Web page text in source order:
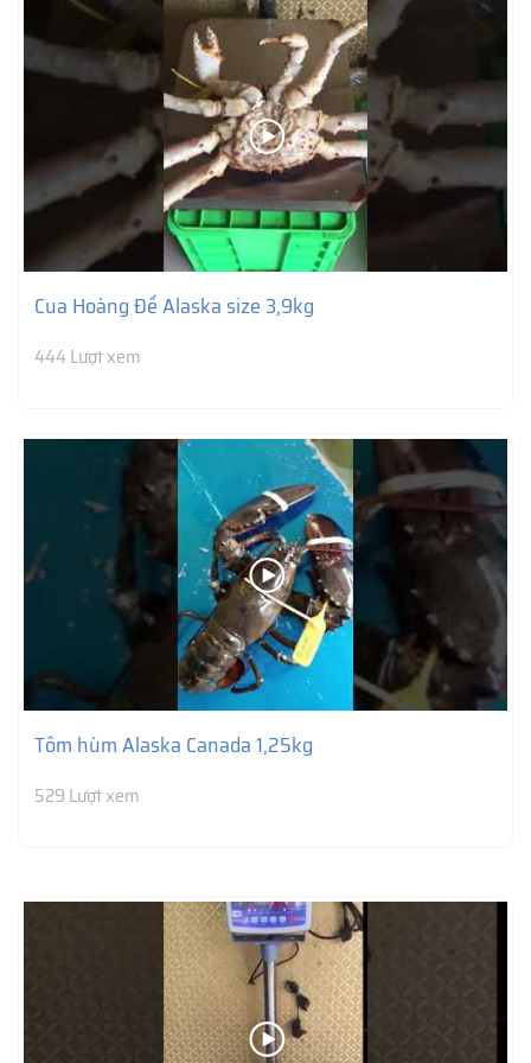
Cua Hoàng Đế Alaska size 3,9kg
444 Lượt xem
Tôm hùm Alaska Canada 1,25kg
529 Lượt xem